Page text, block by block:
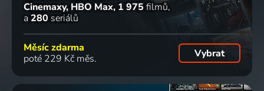
Cinemaxy, HBO Max 1 975 filmů
a 280 seriálů
Měsíc zdarma
poté 229 Kč měs.
Vybrat